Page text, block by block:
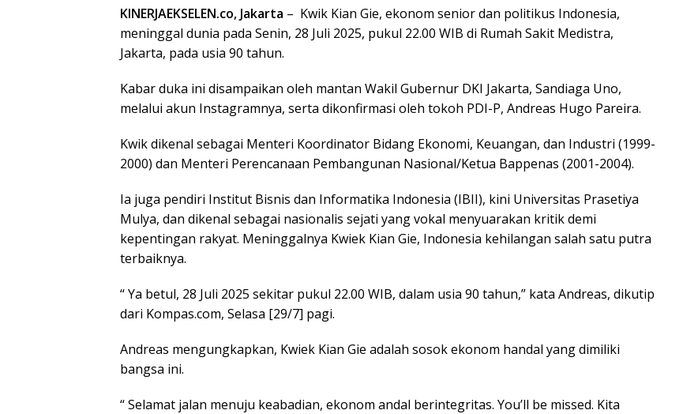
KINERJAEKSELEN.co, Jakarta – Kwik Kian Gie, ekonom senior dan politikus Indonesia,
meninggal dunia pada Senin, 28 Juli 2025, pukul 22.00 WIB di Rumah Sakit Medistra,
Jakarta, pada usia 90 tahun.
Kabar duka ini disampaikan oleh mantan Wakil Gubernur DKI Jakarta, Sandiaga Uno,
melalui akun Instagramnya, serta dikonfirmasi oleh tokoh PDI-P, Andreas Hugo Pareira.
Kwik dikenal sebagai Menteri Koordinator Bidang Ekonomi, Keuangan, dan Industri (1999-
2000) dan Menteri Perencanaan Pembangunan Nasional/Ketua Bappenas (2001-2004).
Ia juga pendiri Institut Bisnis dan Informatika Indonesia (IBII), kini Universitas Prasetiya
Mulya, dan dikenal sebagai nasionalis sejati yang vokal menyuarakan kritik demi
kepentingan rakyat. Meninggalnya Kwiek Kian Gie, Indonesia kehilangan salah satu putra
terbaiknya.
“ Ya betul, 28 Juli 2025 sekitar pukul 22.00 WIB, dalam usia 90 tahun,” kata Andreas, dikutip
dari Kompas.com, Selasa [29/7] pagi.
Andreas mengungkapkan, Kwiek Kian Gie adalah sosok ekonom handal yang dimiliki
bangsa ini.
“ Selamat jalan menuju keabadian, ekonom andal berintegritas. You’ll be missed. Kita